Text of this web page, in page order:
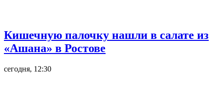
Кишечную палочку нашли в салате из
«Ашана» в Ростове
сегодня, 12:30